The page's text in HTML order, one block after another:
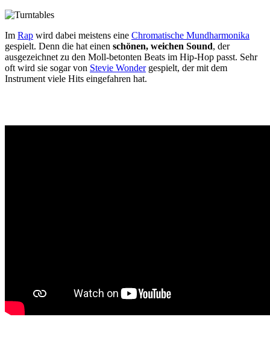
Im Rap wird dabei meistens eine Chromatische Mundharmonika
gespielt. Denn die hat einen schönen, weichen Sound, der
ausgezeichnet zu den Moll-betonten Beats im Hip-Hop passt. Sehr
oft wird sie sogar von Stevie Wondergespielt, der mit dem
Instrument viele Hits eingefahren hat.